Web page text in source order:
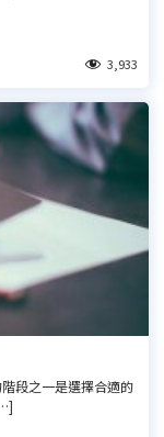
3,933
段之一是選擇合適的